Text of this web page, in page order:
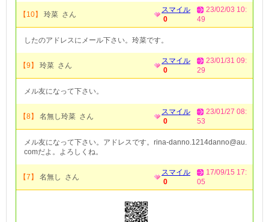
【10】 玲菜 さん
スマイル
0
23/02/03 10:
49
したのアドレスにメール下さい。玲菜です。
【9】 玲菜 さん
スマイル
0
23/01/31 09:
29
メル友になって下さい。
【8】 名無し玲菜 さん
スマイル
0
23/01/27 08:
53
メル友になって下さい。アドレスです。rina-danno.1214danno@au.
comだよ。よろしくね。
【7】 名無し さん
スマイル
0
17/09/15 17:
05